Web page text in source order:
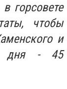
горсовете
чтобы
и
дня - 45